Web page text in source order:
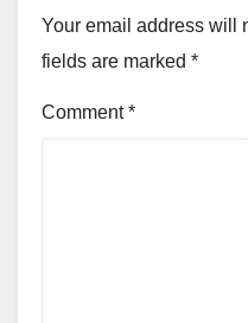
Your email address will
fields are marked *
Comment*